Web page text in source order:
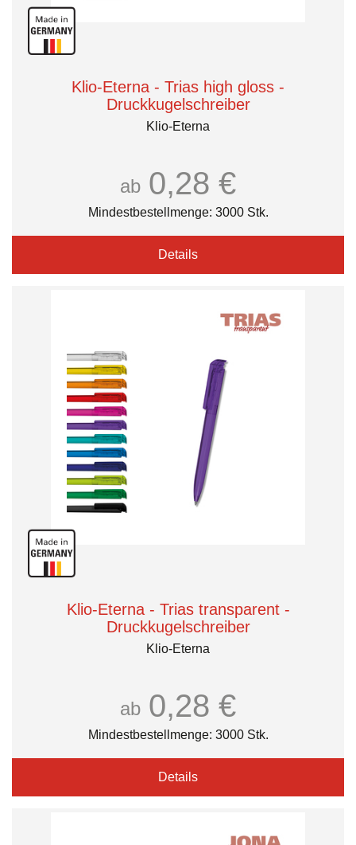
Klio-Eterna - Trias high gloss -
Druckkugelschreiber
Klio-Eterna
ab 0,28 €
Mindestbestellmenge: 3000 Stk.
Details
Klio-Eterna - Trias transparent -
Druckkugelschreiber
Klio-Eterna
ab 0,28 €
Mindestbestellmenge: 3000 Stk.
Details